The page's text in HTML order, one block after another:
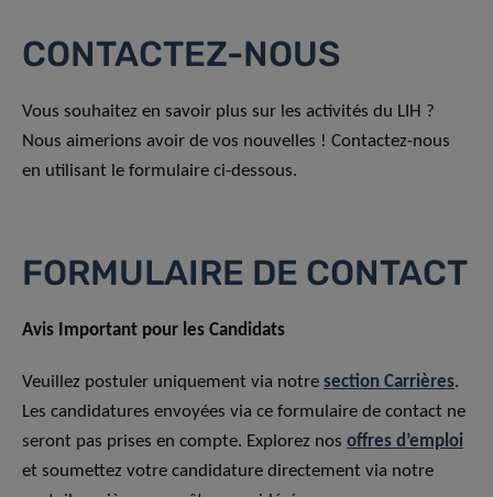
CONTACTEZ-NOUS
Vous souhaitez en savoir plus sur les activités du LIH ?
Nous aimerions avoir de vos nouvelles ! Contactez-nous
en utilisant le formulaire ci-dessous.
FORMULAIRE DE CONTACT
Avis Important pour les Candidats
Veuillez postuler uniquement via notre section Carrières.
Les candidatures envoyées via ce formulaire de contact ne
seront pas prises en compte. Explorez nos offres d’emploi
et soumettez votre candidature directement via notre